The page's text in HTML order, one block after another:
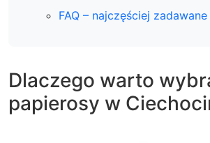
FAQ – najczęściej
Dlaczego warto
papierosy w